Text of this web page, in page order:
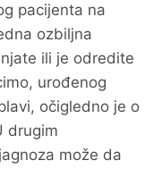
pacijenta na
ozbiljna
ili je odredite
urođenog
očigledno je o
drugim
može da